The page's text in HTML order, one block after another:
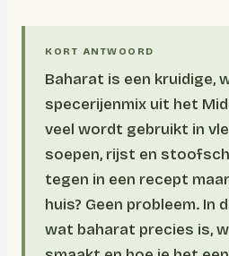
Baharat is een kruidige,
specerijenmix uit het
veel wordt gebruikt in
soepen, rijst en
tegen in een recept
huis? Geen probleem. In
wat baharat precies is,